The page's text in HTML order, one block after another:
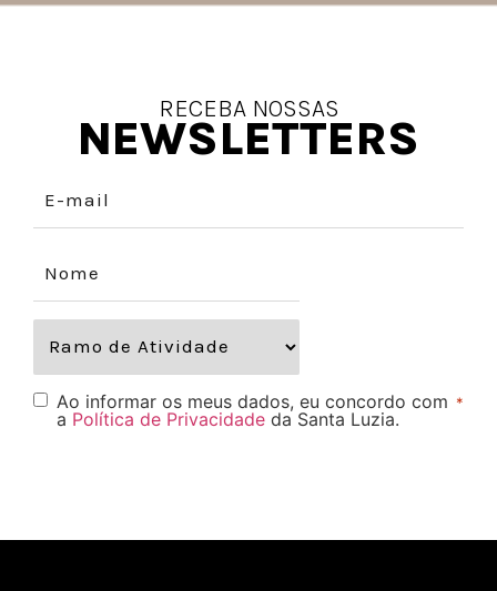
RECEBA NOSSAS
NEWSLETTERS
Ao informar os meus dados, eu concordo com
a Política de Privacidade da Santa Luzia.
*